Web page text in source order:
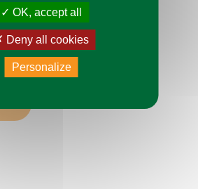
9h à 12h
samedi du mois de 9h à 12h
de 14h à 17h (sauf samedi)
OK, accept all
Deny all cookies
Personalize